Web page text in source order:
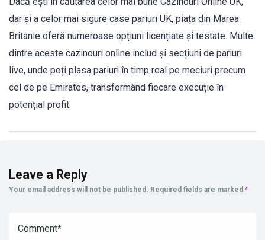
dar și a celor mai sigure case pariuri UK, piața din Marea
Britanie oferă numeroase opțiuni licențiate și testate. Multe
dintre aceste cazinouri online includ și secțiuni de pariuri
live, unde poți plasa pariuri în timp real pe meciuri precum
cel de pe Emirates, transformând fiecare execuție în
potențial profit.
Leave a Reply
Your email address will not be published. Required fields are marked *